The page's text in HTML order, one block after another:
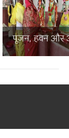
में ब...
पूजन, हवन और